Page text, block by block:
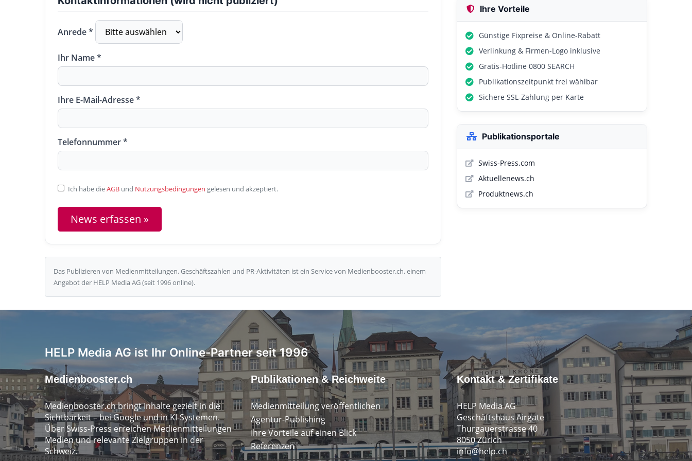
Anrede *
Ihr Name *
Ihre E-Mail-Adresse *
Telefonnummer *
Ich habe dieAGB und Nutzungsbedingungen gelesen und akzeptiert.
News erfassen »
Das Publizieren von Medienmitteilungen, Geschäftszahlen und PR-Aktivitäten ist ein Service von Medienbooster.ch, einem
Angebot der HELP Media AG (seit 1996 online).
Ihre Vorteile
Günstige Fixpreise & Online-Rabatt
Verlinkung & Firmen-Logo inklusive
Gratis-Hotline 0800 SEARCH
Publikationszeitpunkt frei wählbar
Sichere SSL-Zahlung per Karte
Publikationsportale
Swiss-Press.com
Aktuellenews.ch
Produktnews.ch
HELP Media AG ist Ihr Online-Partner seit 1996
Medienbooster.ch
Medienbooster.ch bringt Inhalte gezielt in die
Sichtbarkeit – bei Google und in KI-Systemen.
Über Swiss-Press erreichen Medienmitteilungen
Medien und relevante Zielgruppen in der
Schweiz.
Publikationen & Reichweite
Medienmitteilung veröffentlichen
Agentur-Publishing
Ihre Vorteile auf einen Blick
Referenzen
Kontakt & Zertifikate
HELP Media AG
Geschäftshaus Airgate
Thurgauerstrasse 40
8050 Zürich
info@help.ch